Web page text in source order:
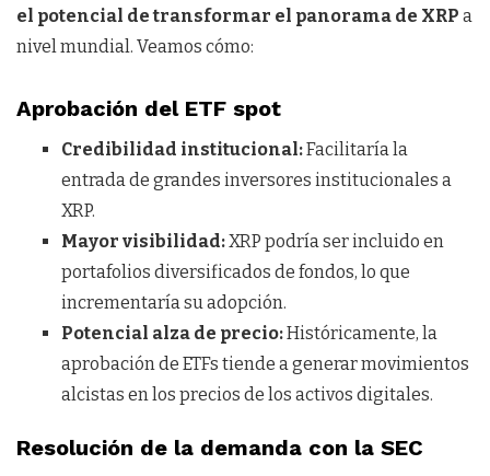
el potencial de transformar el panorama de XRP a
nivel mundial. Veamos cómo:
Aprobación del ETF spot
Credibilidad institucional:Facilitaría la
entrada de grandes inversores institucionales a
XRP.
Mayor visibilidad:XRP podría ser incluido en
portafolios diversificados de fondos, lo que
incrementaría su adopción.
Potencial alza de precio:Históricamente, la
aprobación de ETFs tiende a generar movimientos
alcistas en los precios de los activos digitales.
Resolución de la demanda con la SEC